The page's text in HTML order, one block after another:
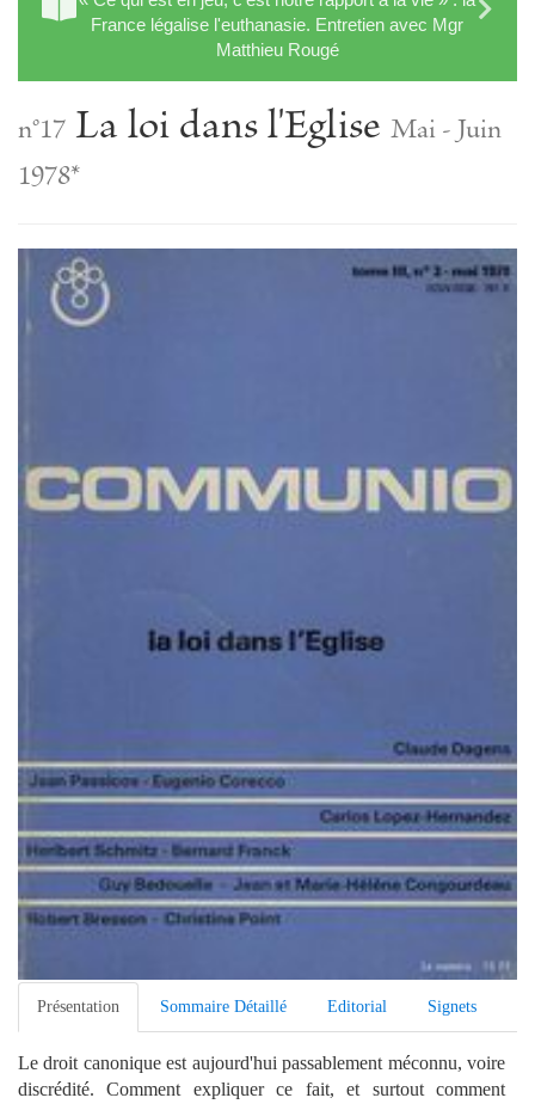
France légalise l'euthanasie. Entretien avec Mgr
Matthieu Rougé
n°17 La loi dans l'Eglise Mai - Juin
1978*
Présentation Sommaire Détaillé Editorial Signets
Le droit canonique est aujourd'hui passablement méconnu, voire
discrédité. Comment expliquer ce fait, et surtout comment